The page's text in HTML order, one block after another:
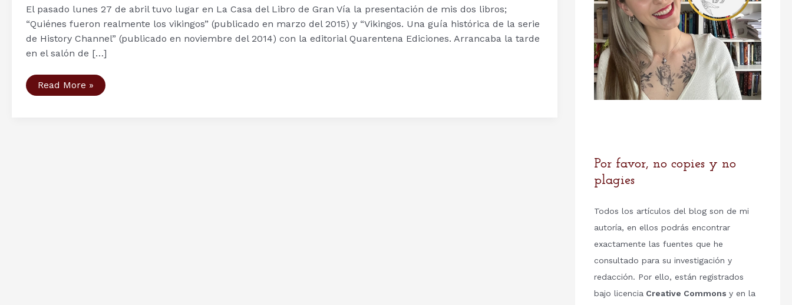
El pasado lunes 27 de abril tuvo lugar en La Casa del Libro de Gran Vía la presentación de mis dos libros;
“Quiénes fueron realmente los vikingos” (publicado en marzo del 2015) y “Vikingos. Una guía histórica de la serie
de History Channel” (publicado en noviembre del 2014) con la editorial Quarentena Ediciones. Arrancaba la tarde
en el salón de […]
Presentación
de
Read More »
:
Por favor, no copies y no
plagies
Todos los artículos del blog son de mi
autoría, en ellos podrás encontrar
exactamente las fuentes que he
consultado para su investigación y
redacción. Por ello, están registrados
bajo licencia Creative Commons y en la